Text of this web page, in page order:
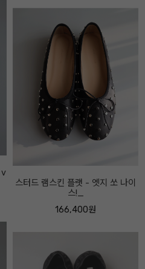
뮤 블랙 레더 앵클 -굽7센티-
262,400원